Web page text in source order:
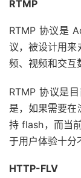
RTMP
RTMP 协议是
议，被设计用来
频、视频和交互
RTMP 协议是
是，如果需要在
持 flash，而当
于用户体验十分
HTTP-FLV